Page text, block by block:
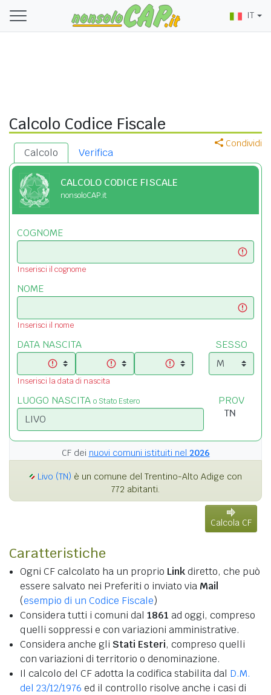
IT
Calcolo Codice Fiscale
Condividi
Calcolo Verifica
CALCOLO CODICE FISCALE
nonsoloCAP.it
COGNOME
Inserisci il cognome
NOME
Inserisci il nome
DATA NASCITA
Inserisci la data di nascita
SESSO
LUOGO NASCITA o Stato Estero PROV
CF dei nuovi comuni istituiti nel 2026
Livo (TN) è un comune del Trentino-Alto Adige con
772 abitanti.
Calcola CF
Caratteristiche
Ogni CF calcolato ha un proprio Linkdiretto, che può
essere salvato nei Preferiti o inviato via Mail
(esempio di un Codice Fiscale)
Considera tutti i comuni dal 1861 ad oggi, compreso
quelli soppressi e con variazioni amministrative.
Considera anche gli Stati Esteri, compreso quelli
con variazioni di territorio o denominazione.
Il calcolo del CF adotta la codifica stabilita dal D.M.
del 23/12/1976 ed il controllo risolve anche i casi di